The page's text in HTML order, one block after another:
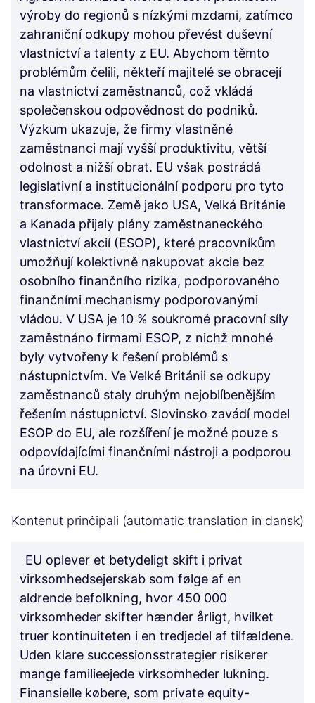
výroby do regionů s nízkými mzdami, zatímco
zahraniční odkupy mohou převést duševní
vlastnictví a talenty z EU. Abychom těmto
problémům čelili, někteří majitelé se obracejí
na vlastnictví zaměstnanců, což vkládá
společenskou odpovědnost do podniků.
Výzkum ukazuje, že firmy vlastněné
zaměstnanci mají vyšší produktivitu, větší
odolnost a nižší obrat. EU však postrádá
legislativní a institucionální podporu pro tyto
transformace. Země jako USA, Velká Británie
a Kanada přijaly plány zaměstnaneckého
vlastnictví akcií (ESOP), které pracovníkům
umožňují kolektivně nakupovat akcie bez
osobního finančního rizika, podporovaného
finančními mechanismy podporovanými
vládou. V USA je 10 % soukromé pracovní síly
zaměstnáno firmami ESOP, z nichž mnohé
byly vytvořeny k řešení problémů s
nástupnictvím. Ve Velké Británii se odkupy
zaměstnanců staly druhým nejoblíbenějším
řešením nástupnictví. Slovinsko zavádí model
ESOP do EU, ale rozšíření je možné pouze s
odpovídajícími finančními nástroji a podporou
na úrovni EU.
Kontenut prinċipali (automatic translation in dansk)
EU oplever et betydeligt skift i privat
virksomhedsejerskab som følge af en
aldrende befolkning, hvor 450 000
virksomheder skifter hænder årligt, hvilket
truer kontinuiteten i en tredjedel af tilfældene.
Uden klare successionsstrategier risikerer
mange familieejede virksomheder lukning.
Finansielle købere, som private equity-